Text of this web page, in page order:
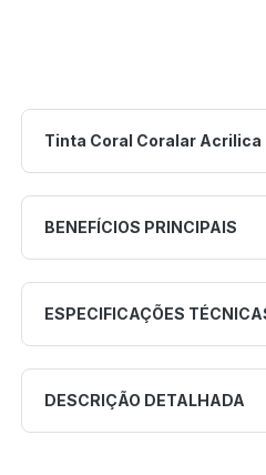
Tinta Coral Coralar
BENEFÍCIOS PRINCIPAIS
ESPECIFICAÇÕES
DESCRIÇÃO DETALHADA